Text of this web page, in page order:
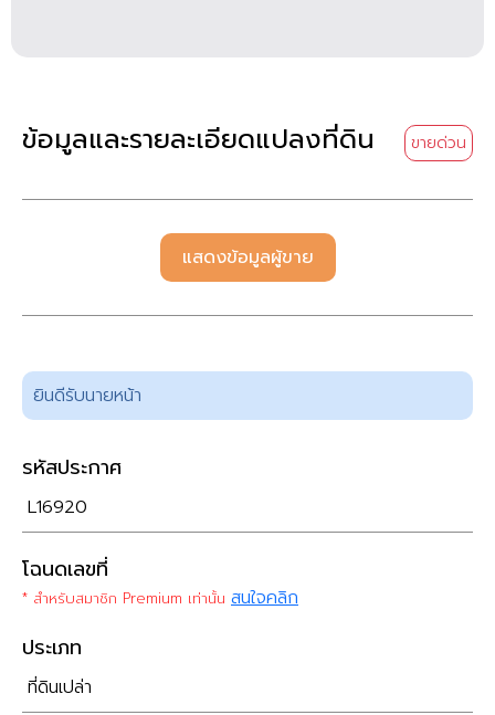
ข้อมูลและรายละเอียดแปลงที่ดิน ขายด่วน
แสดงข้อมูลผู้ขาย
ยินดีรับนายหน้า
รหัสประกาศ
L16920
โฉนดเลขที่
* สำหรับสมาชิก Premium เท่านั้น สนใจคลิก
ประเภท
ที่ดินเปล่า